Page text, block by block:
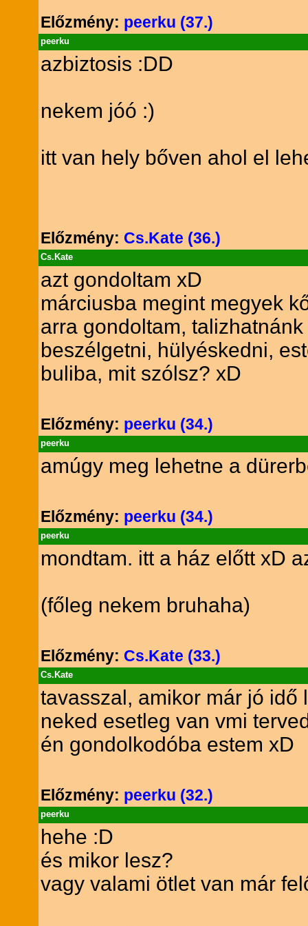
Előzmény: peerku (37.)
peerku
azbiztosis :DD
nekem jóó :)
itt van hely bőven ahol el
Előzmény: Cs.Kate (36.)
Cs.Kate
azt gondoltam xD
márciusba megint megyek
arra gondoltam,
beszélgetni, hülyéskedni,
buliba, mit szólsz? xD
Előzmény: peerku (34.)
peerku
amúgy meg lehetne a
Előzmény: peerku (34.)
peerku
mondtam. itt a ház előtt xD
(főleg nekem bruhaha)
Előzmény: Cs.Kate (33.)
Cs.Kate
tavasszal, amikor már jó idő
neked esetleg van vmi
én gondolkodóba estem xD
Előzmény: peerku (32.)
peerku
hehe :D
és mikor lesz?
vagy valami ötlet van már